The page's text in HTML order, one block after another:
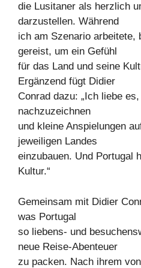
die Lusitaner als herzlich
darzustellen. Während
ich am Szenario arbeitete,
gereist, um ein Gefühl
für das Land und seine
Ergänzend fügt Didier
Conrad dazu: „Ich liebe
nachzuzeichnen
und kleine Anspielungen
jeweiligen Landes
einzubauen. Und Portugal
Kultur.“
Gemeinsam mit Didier
was Portugal
so liebens- und
neue Reise-Abenteuer
zu packen. Nach ihrem